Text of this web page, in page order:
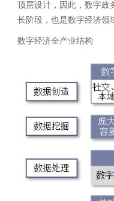
顶层设计，因此，数字政
长阶段，也是数字经济领
数字经济全产业结构